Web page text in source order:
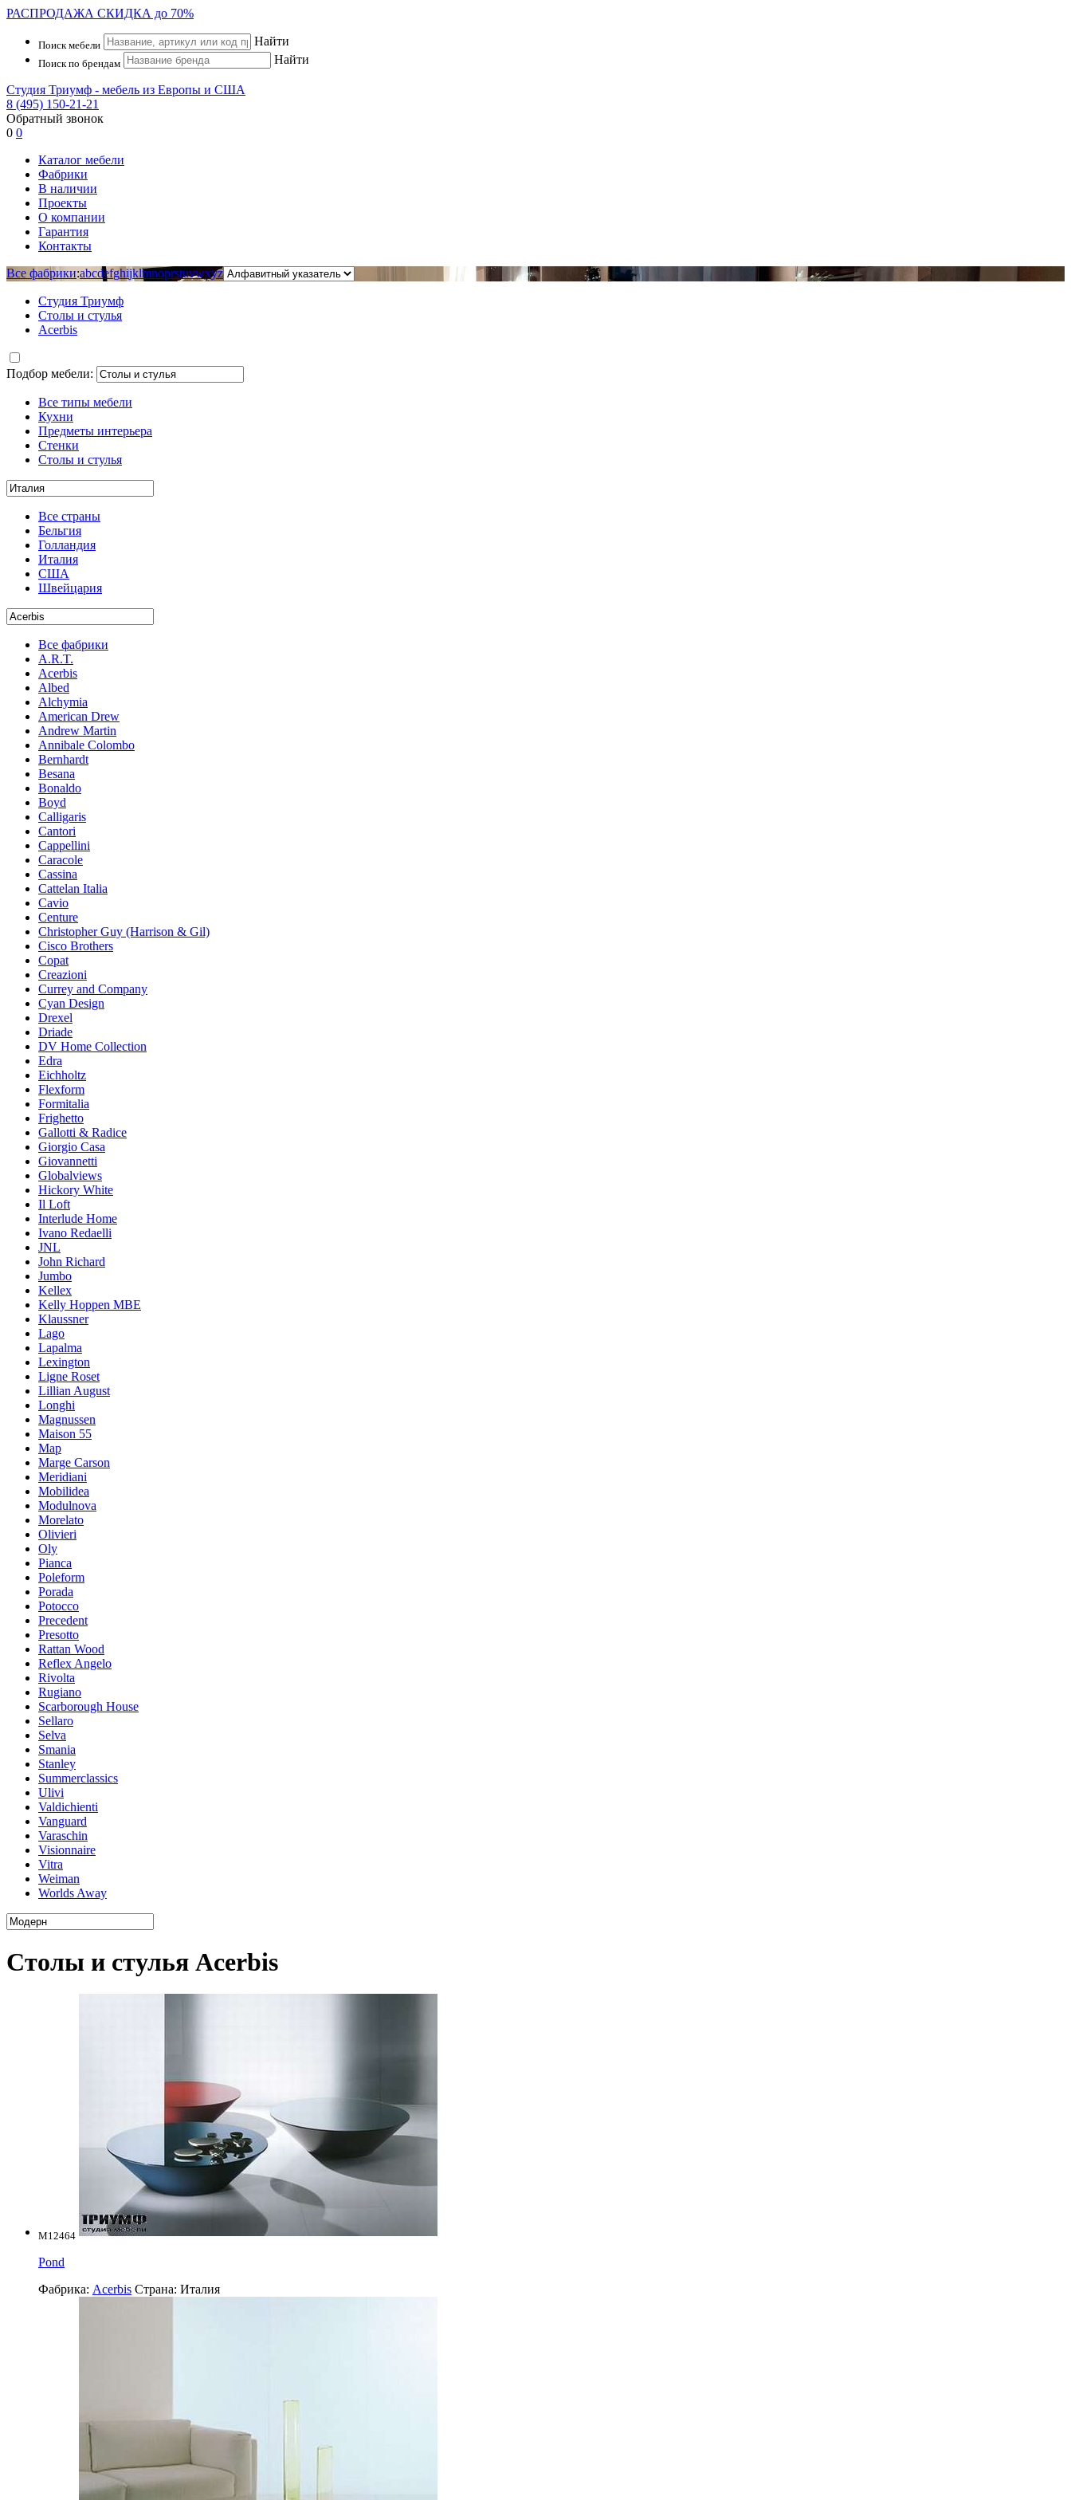
РАСПРОДАЖА СКИДКА до 70%
Поиск мебели Найти
Поиск по брендам Найти
Студия Триумф - мебель из Европы и США
8 (495) 150-21-21
Обратный звонок
0 0
Каталог мебели
Фабрики
В наличии
Проекты
О компании
Гарантия
Контакты
Все фабрики:abcdefghijklmnoprstuvwxyz
Студия Триумф
Столы и стулья
Acerbis
Подбор мебели:
Все типы мебели
Кухни
Предметы интерьера
Стенки
Столы и стулья
Все страны
Бельгия
Голландия
Италия
США
Швейцария
Все фабрики
A.R.T.
Acerbis
Albed
Alchymia
American Drew
Andrew Martin
Annibale Colombo
Bernhardt
Besana
Bonaldo
Boyd
Calligaris
Cantori
Cappellini
Caracole
Cassina
Cattelan Italia
Cavio
Centure
Christopher Guy (Harrison & Gil)
Cisco Brothers
Copat
Creazioni
Currey and Company
Cyan Design
Drexel
Driade
DV Home Collection
Edra
Eichholtz
Flexform
Formitalia
Frighetto
Gallotti & Radice
Giorgio Casa
Giovannetti
Globalviews
Hickory White
Il Loft
Interlude Home
Ivano Redaelli
JNL
John Richard
Jumbo
Kellex
Kelly Hoppen MBE
Klaussner
Lago
Lapalma
Lexington
Ligne Roset
Lillian August
Longhi
Magnussen
Maison 55
Map
Marge Carson
Meridiani
Mobilidea
Modulnova
Morelato
Olivieri
Oly
Pianca
Poleform
Porada
Potocco
Precedent
Presotto
Rattan Wood
Reflex Angelo
Rivolta
Rugiano
Scarborough House
Sellaro
Selva
Smania
Stanley
Summerclassics
Ulivi
Valdichienti
Vanguard
Varaschin
Visionnaire
Vitra
Weiman
Worlds Away
Столы и стулья Acerbis
M12464
Pond
Фабрика: Acerbis Страна: Италия